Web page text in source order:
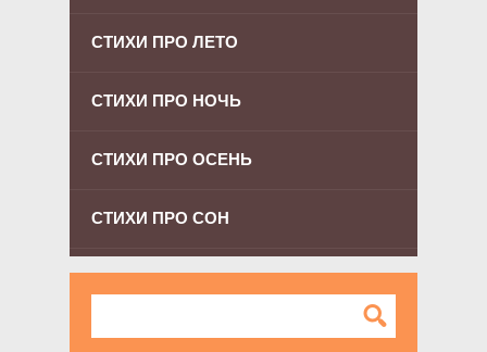
СТИХИ ПРО ЛЕТО
СТИХИ ПРО НОЧЬ
СТИХИ ПРО ОСЕНЬ
СТИХИ ПРО СОН